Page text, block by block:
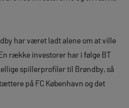
har været ladt alene om at ville
række investorer har i følge BT
spillerprofiler til Brøndby, så
på FC København og det